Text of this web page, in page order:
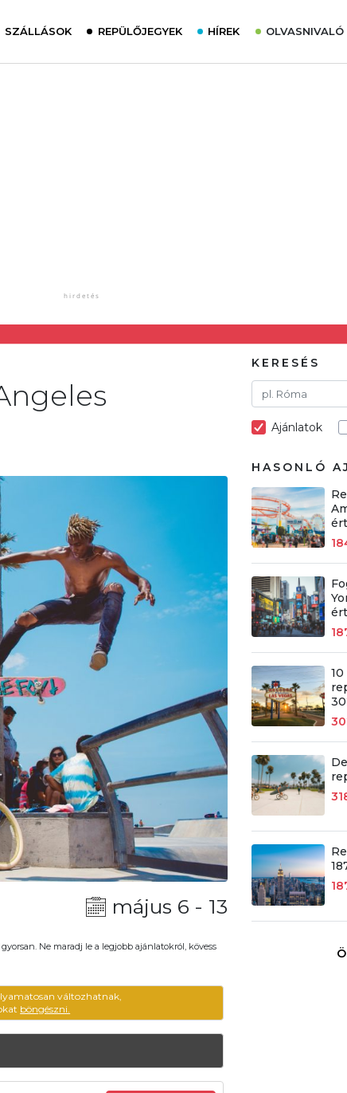
SZÁLLÁSOK REPÜLŐJEGYEK HÍREK OLVASNIVALÓ
május 6 - 13
Ne maradj le a legjobb ajánlatokról, kövess
változhatnak,
böngészni.
KERESÉS
Ajánlatok
HASONLÓ